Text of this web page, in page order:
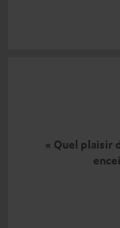
« Quel plaisir